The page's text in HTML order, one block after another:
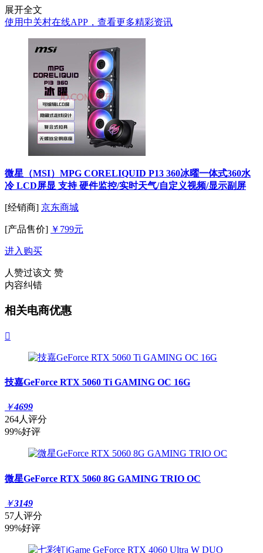
展开全文
使用中关村在线APP，查看更多精彩资讯
微星（MSI）MPG CORELIQUID P13 360冰曜一体式360水
冷 LCD屏显 支持 硬件监控/实时天气/自定义视频/显示副屏
[经销商] 京东商城
[产品售价] ￥799元
进入购买
人赞过该文 赞
内容纠错
相关电商优惠

技嘉GeForce RTX 5060 Ti GAMING OC 16G
￥4699
264人评分
99%好评
微星GeForce RTX 5060 8G GAMING TRIO OC
￥3149
57人评分
99%好评